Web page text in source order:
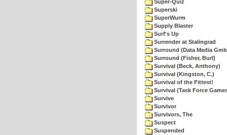
Super-Quiz
Superski
SuperWurm
Supply Blaster
Surf's Up
Surrender at Stalingrad
Surround (Data Media
Surround (Fisher, Burl)
Survival (Beck, Anthony)
Survival (Kingston, C.)
Survival of the Fittest!
Survival (Task Force
Survive
Survivor
Survivors, The
Suspect
Suspended